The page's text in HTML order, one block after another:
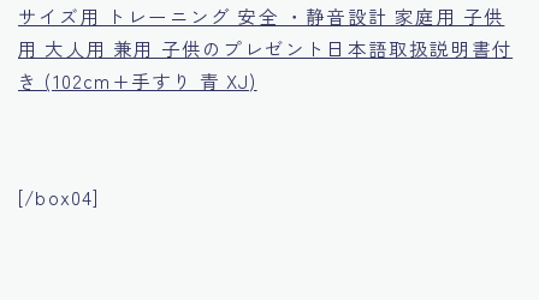
サイズ用 トレーニング 安全 ・静音設計 家庭用 子供
用 大人用 兼用 子供のプレゼント日本語取扱説明書付
き (102cm+手すり 青 XJ)
[/box04]